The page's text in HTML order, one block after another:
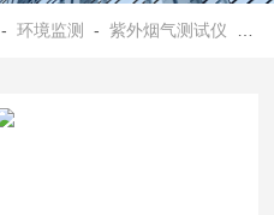
-环境监测 -紫外烟气测试仪